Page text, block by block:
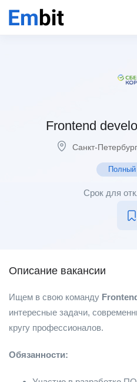
Frontend
Санкт-Петербург
Срок для
Описание вакансии
Ищем в свою команду
интересные задачи,
кругу профессионалов.
Обязанности: